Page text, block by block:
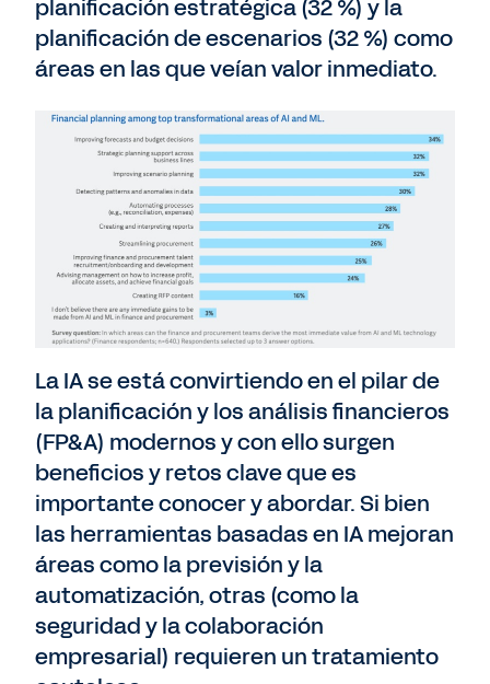
planificación estratégica (32 %) y la
planificación de escenarios (32 %) como
áreas en las que veían valor inmediato.
La IA se está convirtiendo en el pilar de
la planificación y los análisis financieros
(FP&A) modernos y con ello surgen
beneficios y retos clave que es
importante conocer y abordar. Si bien
las herramientas basadas en IA mejoran
áreas como la previsión y la
automatización, otras (como la
seguridad y la colaboración
empresarial) requieren un tratamiento